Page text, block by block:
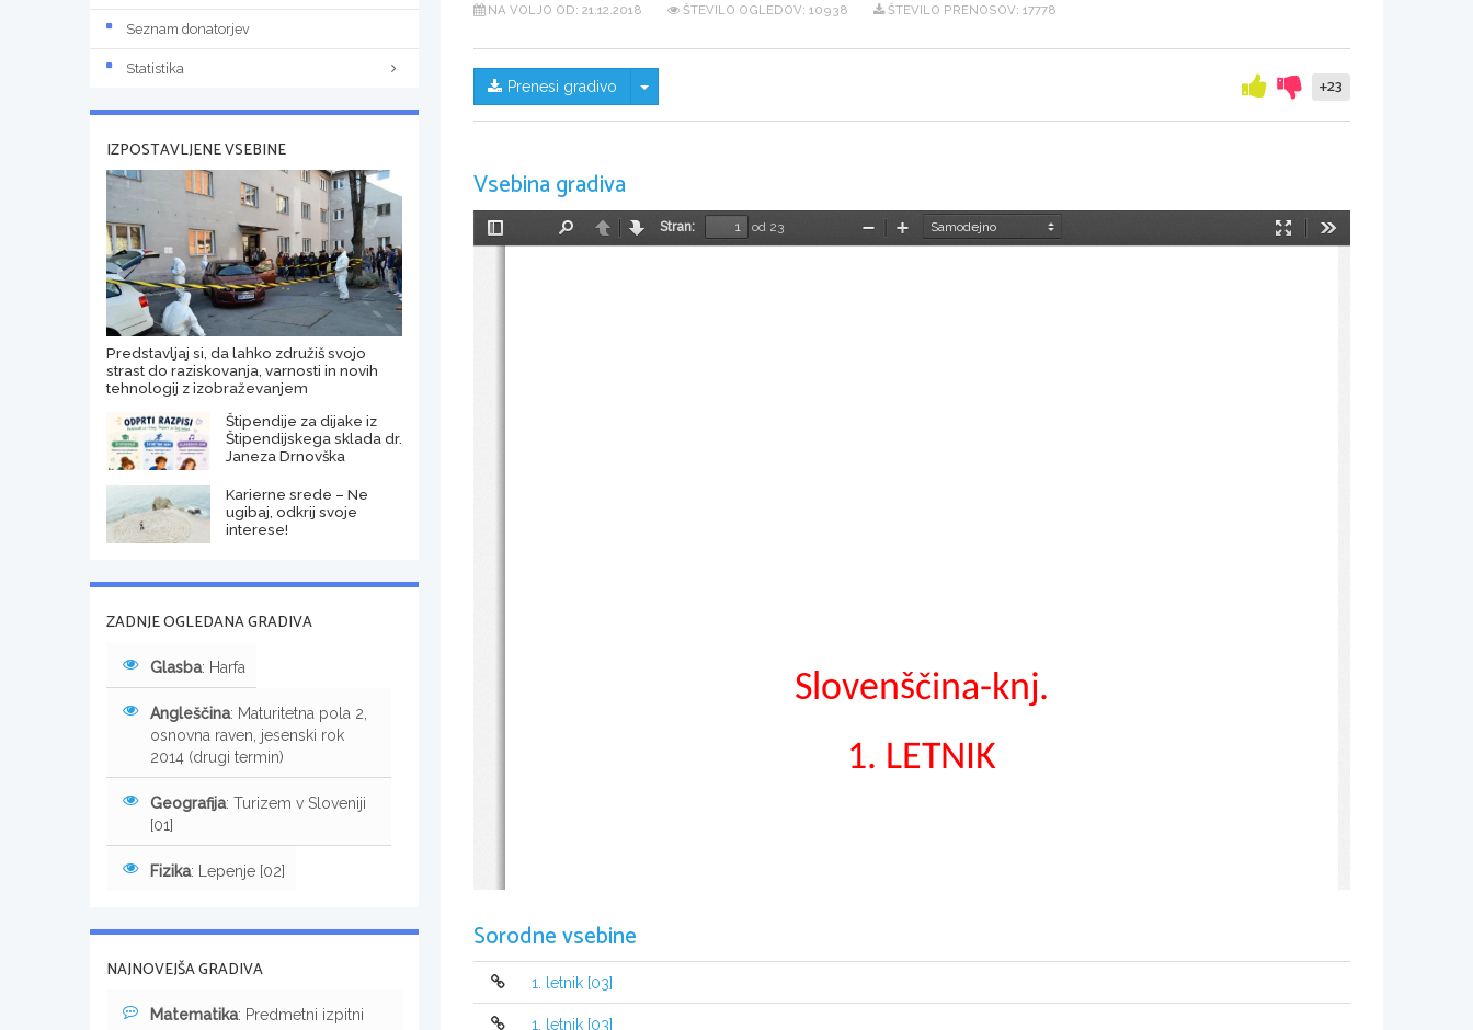
NA VOLJO OD: 21.12.2018 ŠTEVILO OGLEDOV: 10938 ŠTEVILO PRENOSOV: 17778
Prenesi gradivo Skrij/prikaži meni +23
Vsebina gradiva
Preklopi
NazajNaprej
Stran:
od 23
Način
PomanjšajPovečaj
Slovenščina-knj.
1. LETNIK
Sorodne vsebine
1. letnik [03]
1. letnik [03]
Seznam donatorjev
Statistika
IZPOSTAVLJENE VSEBINE
Predstavljaj si, da lahko združiš svojo
strast do raziskovanja, varnosti in novih
tehnologij z izobraževanjem
Štipendije za dijake iz
Štipendijskega sklada dr.
Janeza Drnovška
Karierne srede – Ne
ugibaj, odkrij svoje
interese!
ZADNJE OGLEDANA GRADIVA
Glasba: Harfa
Angleščina: Maturitetna pola 2,
osnovna raven, jesenski rok
2014 (drugi termin)
Geografija: Turizem v Sloveniji
[01]
Fizika: Lepenje [02]
NAJNOVEJŠA GRADIVA
Matematika: Predmetni izpitni